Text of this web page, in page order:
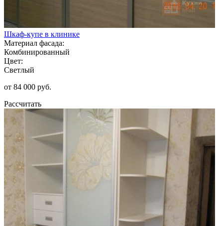
Шкаф-купе в клинике
Материал фасада:
Комбинированный
Цвет:
Светлый
от 84 000 руб.
Рассчитать